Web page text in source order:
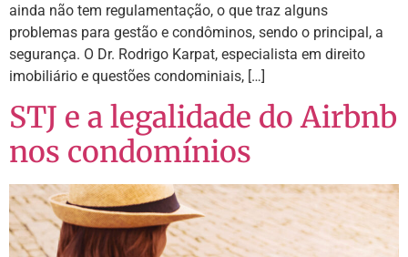
ainda não tem regulamentação, o que traz alguns
problemas para gestão e condôminos, sendo o principal, a
segurança. O Dr. Rodrigo Karpat, especialista em direito
imobiliário e questões condominiais, […]
STJ e a legalidade do Airbnb
nos condomínios